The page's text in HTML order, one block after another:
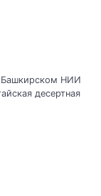
Башкирском НИИ
десертная